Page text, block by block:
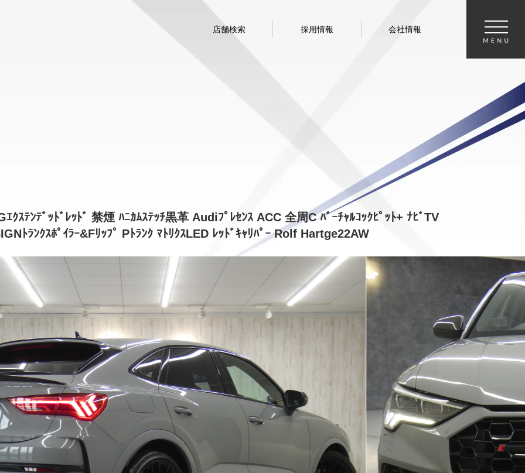
店舗検索 採用情報 会社情報
ｽﾃﾝﾃﾞｯﾄﾞﾚｯﾄﾞ 禁煙 ﾊﾆｶﾑｽﾃｯﾁ黒革 Audiﾌﾟﾚｾﾝｽ ACC 全周C ﾊﾞｰﾁｬﾙｺｯｸﾋﾟｯﾄ+ ﾅﾋﾞTV
ﾄﾗﾝｸｽﾎﾟｲﾗｰ&Fﾘｯﾌﾟ Pﾄﾗﾝｸ ﾏﾄﾘｸｽLED ﾚｯﾄﾞｷｬﾘﾊﾟｰ Rolf Hartge22AW